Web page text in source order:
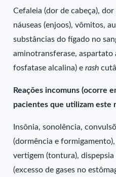
Cefaleia (dor de cabeça),
náuseas (enjoos), vômitos,
substâncias do fígado no
aminotransferase, aspartato
fosfatase alcalina) erash
Reações incomuns (ocorre
pacientes que utilizam este
Insônia, sonolência,
(dormência e
vertigem (tontura),
(excesso de gases no